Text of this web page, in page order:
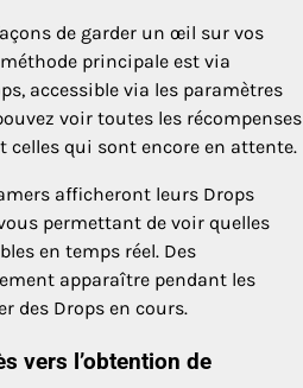
de garder un œil sur vos
principale est via
accessible via les paramètres
voir toutes les récompenses
celles qui sont encore en attente.
afficheront leurs Drops
permettant de voir quelles
en temps réel. Des
apparaître pendant les
des Drops en cours.
vers l’obtention de